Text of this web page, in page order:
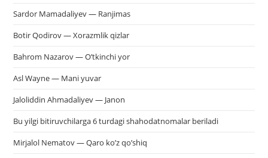
Sardor Mamadaliyev — Ranjimas
Botir Qodirov — Xorazmlik qizlar
Bahrom Nazarov — O’tkinchi yor
Asl Wayne — Mani yuvar
Jaloliddin Ahmadaliyev — Janon
Bu yilgi bitiruvchilarga 6 turdagi shahodatnomalar beriladi
Mirjalol Nematov — Qaro ko’z qo’shiq